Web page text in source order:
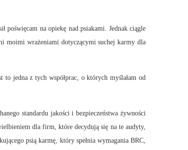
poświęcam na opiekę nad psiakami. Jednak ciągle
moimi wrażeniami dotyczącymi suchej karmy dla
to jedna z tych współprac, o których myślałam od
standardu jakości i bezpieczeństwa żywności
dla firm, które decydują się na te audyty,
psią karmę, który spełnia wymagania BRC,